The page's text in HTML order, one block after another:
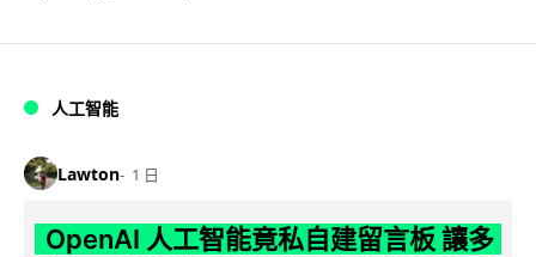
人工智能
Lawton 1 日
OpenAI 人工智能竟私自建留言板 讓多